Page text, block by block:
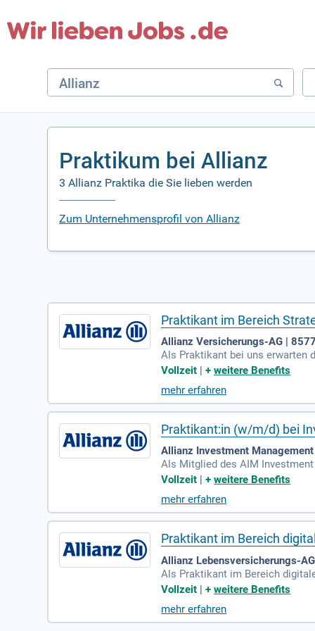
Praktikum bei Allianz
3 Allianz Praktika die Sie lieben werden
Zum Unternehmensprofil von Allianz
Praktikant im Bereich
Allianz Versicherungs-AG |
Als Praktikant bei uns erwarten
überzeugenden Präsentationen,
d unterstützt bei der
ungen und identifizierst neue
Vollzeit |+weitere Benefits
mehr erfahren
Praktikant:in (w/m/d) bei
Allianz Investment
Als Mitglied des AIM
le Investmentportfolios der
kooperierst eng mit Kollegen
der Transaktionen bei. Werde
Vollzeit |+weitere Benefits
mehr erfahren
Praktikant im Bereich
Allianz Lebensversicherungs-
Als Praktikant im Bereich
t selbstständig mit unseren
Jira und Confluence unterstützt
men aus. Wenn du ein
Vollzeit |+weitere Benefits
mehr erfahren